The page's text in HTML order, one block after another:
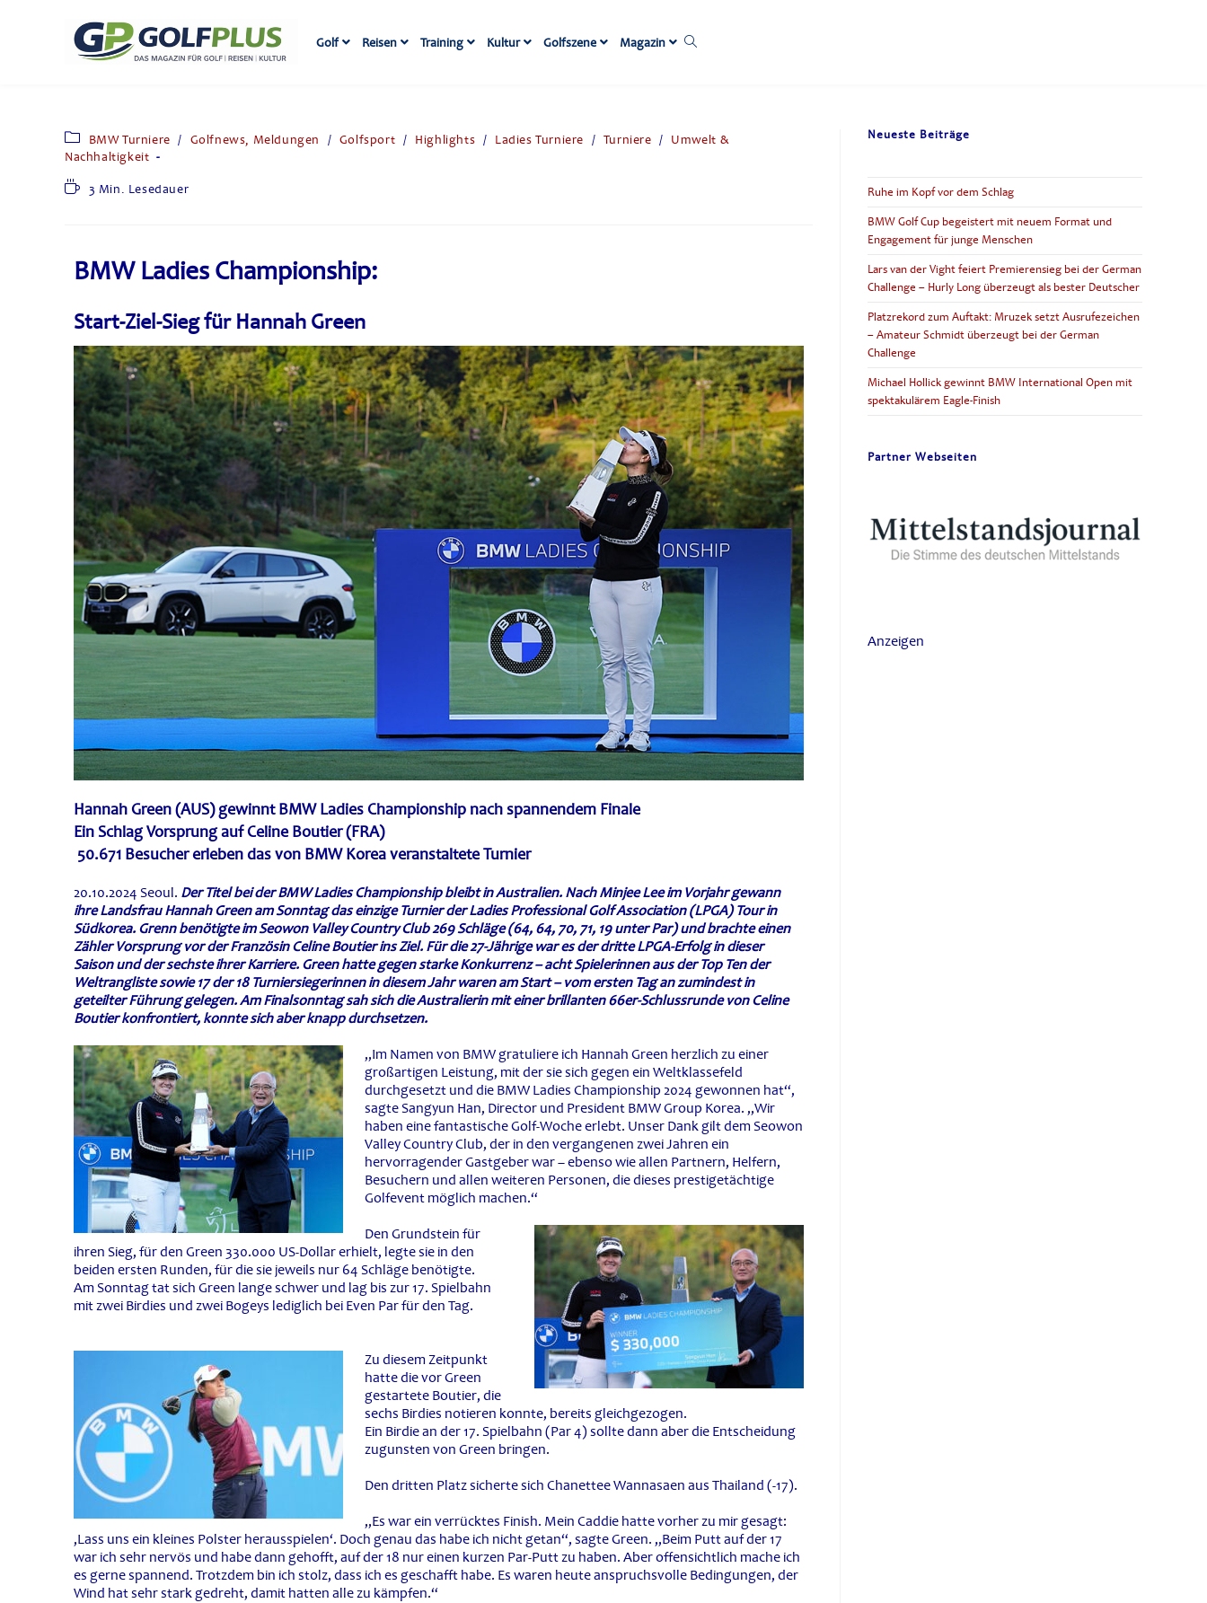
Golf Reisen Training Kultur Golfszene Magazin
BMW Turniere / Golfnews, Meldungen / Golfsport / Highlights / Ladies Turniere / Turniere / Umwelt &
Nachhaltigkeit
3 Min. Lesedauer
BMW Ladies Championship:
Start-Ziel-Sieg für Hannah Green
Hannah Green (AUS) gewinnt BMW Ladies Championship nach spannendem Finale
Ein Schlag Vorsprung auf Celine Boutier (FRA)
50.671 Besucher erleben das von BMW Korea veranstaltete Turnier
20.10.2024 Seoul. Der Titel bei der BMW Ladies Championship bleibt in Australien. Nach Minjee Lee im Vorjahr gewann
ihre Landsfrau Hannah Green am Sonntag das einzige Turnier der Ladies Professional Golf Association (LPGA) Tour in
Südkorea. Grenn benötigte im Seowon Valley Country Club 269 Schläge (64, 64, 70, 71, 19 unter Par) und brachte einen
Zähler Vorsprung vor der Französin Celine Boutier ins Ziel. Für die 27-Jährige war es der dritte LPGA-Erfolg in dieser
Saison und der sechste ihrer Karriere. Green hatte gegen starke Konkurrenz – acht Spielerinnen aus der Top Ten der
Weltrangliste sowie 17 der 18 Turniersiegerinnen in diesem Jahr waren am Start – vom ersten Tag an zumindest in
geteilter Führung gelegen. Am Finalsonntag sah sich die Australierin mit einer brillanten 66er-Schlussrunde von Celine
Boutier konfrontiert, konnte sich aber knapp durchsetzen.
„Im Namen von BMW gratuliere ich Hannah Green herzlich zu einer
großartigen Leistung, mit der sie sich gegen ein Weltklassefeld
durchgesetzt und die BMW Ladies Championship 2024 gewonnen hat“,
sagte Sangyun Han, Director und President BMW Group Korea. „Wir
haben eine fantastische Golf-Woche erlebt. Unser Dank gilt dem Seowon
Valley Country Club, der in den vergangenen zwei Jahren ein
hervorragender Gastgeber war – ebenso wie allen Partnern, Helfern,
Besuchern und allen weiteren Personen, die dieses prestigetächtige
Golfevent möglich machen.“
Den Grundstein für
ihren Sieg, für den Green 330.000 US-Dollar erhielt, legte sie in den
beiden ersten Runden, für die sie jeweils nur 64 Schläge benötigte.
Am Sonntag tat sich Green lange schwer und lag bis zur 17. Spielbahn
mit zwei Birdies und zwei Bogeys lediglich bei Even Par für den Tag.
Zu diesem Zeitpunkt
hatte die vor Green
gestartete Boutier, die
sechs Birdies notieren konnte, bereits gleichgezogen.
Ein Birdie an der 17. Spielbahn (Par 4) sollte dann aber die Entscheidung
zugunsten von Green bringen.
Den dritten Platz sicherte sich Chanettee Wannasaen aus Thailand (-17).
„Es war ein verrücktes Finish. Mein Caddie hatte vorher zu mir gesagt:
‚Lass uns ein kleines Polster herausspielen‘. Doch genau das habe ich nicht getan“, sagte Green. „Beim Putt auf der 17
war ich sehr nervös und habe dann gehofft, auf der 18 nur einen kurzen Par-Putt zu haben. Aber offensichtlich mache ich
es gerne spannend. Trotzdem bin ich stolz, dass ich es geschafft habe. Es waren heute anspruchsvolle Bedingungen, der
Wind hat sehr stark gedreht, damit hatten alle zu kämpfen.“
Neueste Beiträge
Ruhe im Kopf vor dem Schlag
BMW Golf Cup begeistert mit neuem Format und
Engagement für junge Menschen
Lars van der Vight feiert Premierensieg bei der German
Challenge – Hurly Long überzeugt als bester Deutscher
Platzrekord zum Auftakt: Mruzek setzt Ausrufezeichen
– Amateur Schmidt überzeugt bei der German
Challenge
Michael Hollick gewinnt BMW International Open mit
spektakulärem Eagle-Finish
Partner Webseiten
Anzeigen